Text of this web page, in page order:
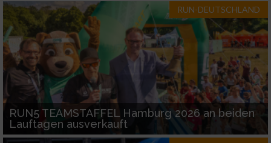
RUN-DEUTSCHLAND
RUN5 TEAMSTAFFEL Hamburg 2026 an beiden
Lauftagen ausverkauft